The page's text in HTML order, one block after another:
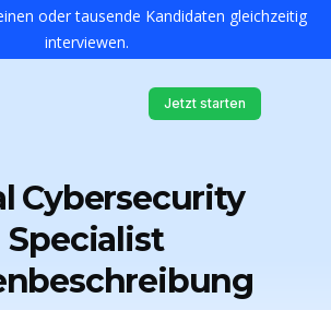
oder tausende Kandidaten gleichzeitig
interviewen.
Jetzt starten
Cybersecurity
Specialist